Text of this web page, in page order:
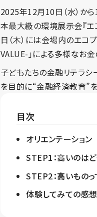
2025年12月10日（水）か
本最大級の環境展示会『エ
日（木）には会場内のエ
VALUE-」による多様なお
子どもたちの金融リテラ
を目的に“金融経済教育”
目次
オリエンテーション
STEP1：高いのはど
STEP2：高いもの
体験してみての感